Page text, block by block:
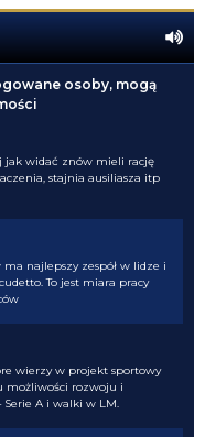
osoby, mogą
jak widać znów mieli rację
stajnia ausiliasza itp
najlepszy zespół w lidze i
To jest miara pracy
wierzy w projekt sportowy
możliwości rozwoju i
A i walki w LM.